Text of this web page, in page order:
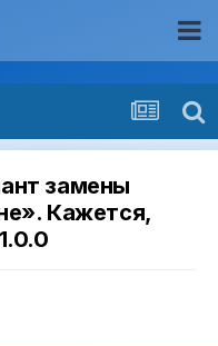
замены
Кажется,